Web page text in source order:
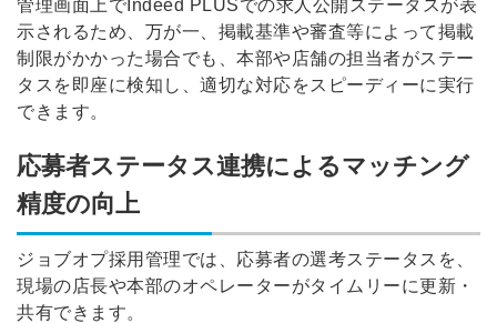
管理画面上でIndeed PLUSでの求人公開ステータスが表
示されるため、万が一、掲載基準や審査等によって掲載
制限がかかった場合でも、本部や店舗の担当者がステー
タスを即座に検知し、適切な対応をスピーディーに実行
できます。
応募者ステータス連携によるマッチング
精度の向上
ジョブオプ採用管理では、応募者の選考ステータスを、
現場の店長や本部のオペレーターがタイムリーに更新・
共有できます。